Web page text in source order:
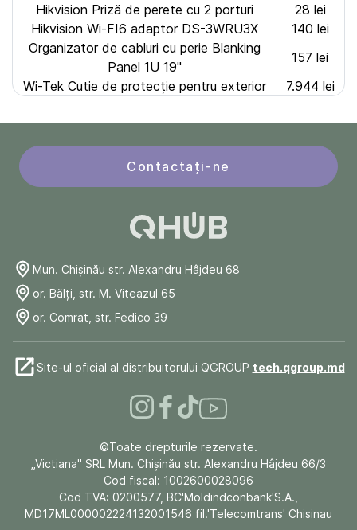
Hikvision Priză de perete cu 2 porturi
28 lei
Hikvision Wi-FI6 adaptor DS-3WRU3X
140 lei
Organizator de cabluri cu perie Blanking
Panel 1U 19"
157 lei
Wi-Tek Cutie de protecție pentru exterior
7.944 lei
Contactați-ne
Mun. Chişinău str. Alexandru Hâjdeu 68
or. Bălți, str. M. Viteazul 65
or. Comrat, str. Fedico 39
Site-ul oficial al distribuitorului QGROUP tech.qgroup.md
©Toate drepturile rezervate.
„Victiana" SRL Mun. Chişinău str. Alexandru Hâjdeu 66/3
Cod fiscal: 1002600028096
Cod TVA: 0200577, BC'Moldindconbank'S.A.,
MD17ML000002224132001546 fil.'Telecomtrans' Chisinau